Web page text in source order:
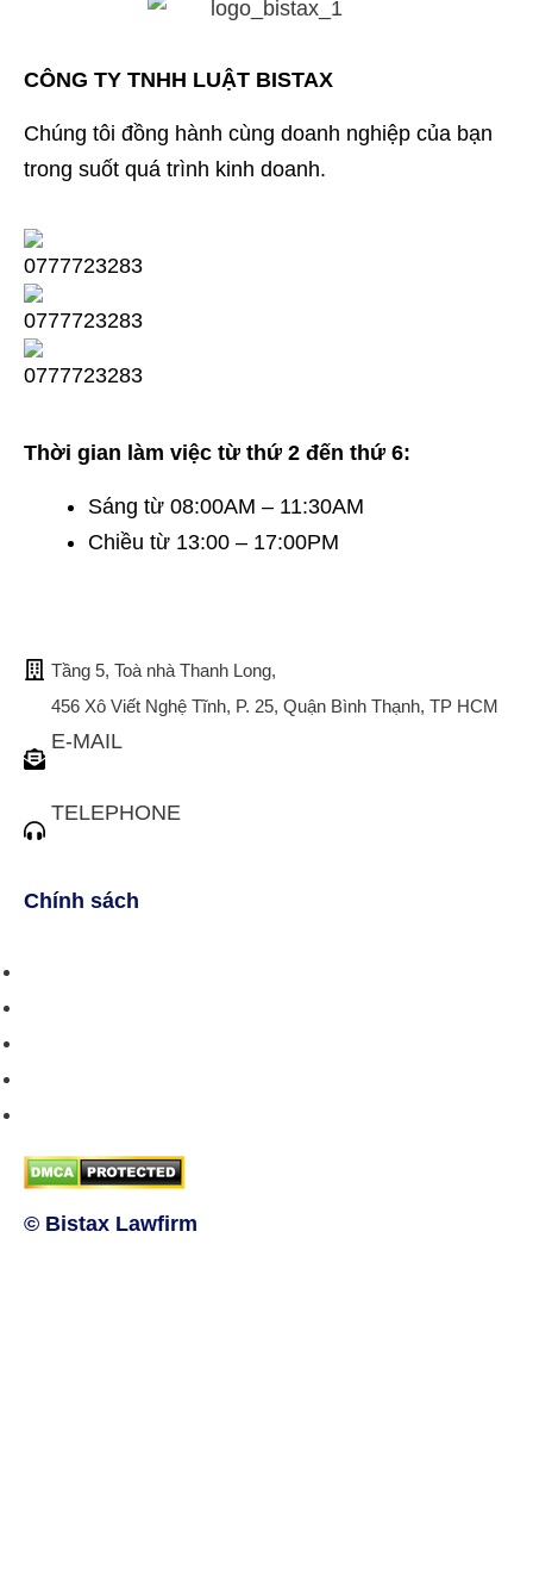
CÔNG TY TNHH LUẬT BISTAX
Chúng tôi đồng hành cùng doanh nghiệp của bạn
trong suốt quá trình kinh doanh.
Thời gian làm việc từ thứ 2 đến thứ 6:
Sáng từ 08:00AM – 11:30AM
Chiều từ 13:00 – 17:00PM
Tầng 5, Toà nhà Thanh Long,
456 Xô Viết Nghệ Tĩnh, P. 25, Quận Bình Thạnh, TP HCM
E-MAIL
TELEPHONE
Chính sách
© Bistax Lawfirm